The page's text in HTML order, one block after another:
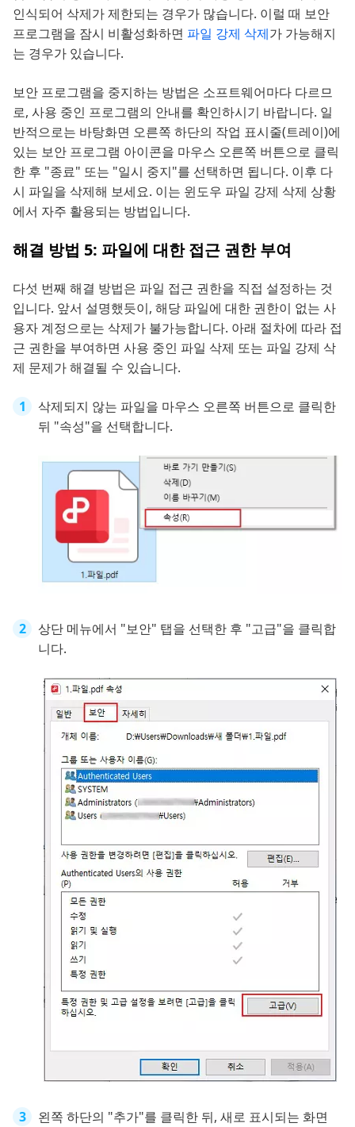
인식되어 삭제가 제한되는 경우가 많습니다. 이럴 때 보안
프로그램을 잠시 비활성화하면 파일 강제 삭제가 가능해지
는 경우가 있습니다.
보안 프로그램을 중지하는 방법은 소프트웨어마다 다르므
로, 사용 중인 프로그램의 안내를 확인하시기 바랍니다. 일
반적으로는 바탕화면 오른쪽 하단의 작업 표시줄(트레이)에
있는 보안 프로그램 아이콘을 마우스 오른쪽 버튼으로 클릭
한 후 "종료" 또는 "일시 중지"를 선택하면 됩니다. 이후 다
시 파일을 삭제해 보세요. 이는 윈도우 파일 강제 삭제 상황
에서 자주 활용되는 방법입니다.
해결 방법 5: 파일에 대한 접근 권한 부여
다섯 번째 해결 방법은 파일 접근 권한을 직접 설정하는 것
입니다. 앞서 설명했듯이, 해당 파일에 대한 권한이 없는 사
용자 계정으로는 삭제가 불가능합니다. 아래 절차에 따라 접
근 권한을 부여하면 사용 중인 파일 삭제 또는 파일 강제 삭
제 문제가 해결될 수 있습니다.
삭제되지 않는 파일을 마우스 오른쪽 버튼으로 클릭한
뒤 "속성"을 선택합니다.
상단 메뉴에서 "보안" 탭을 선택한 후 "고급"을 클릭합
니다.
왼쪽 하단의 "추가"를 클릭한 뒤, 새로 표시되는 화면